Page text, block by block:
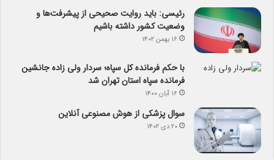
رئیسی: باید روایت صحیحی از پیشرفت‌ها و
وضعیت کشور داشته باشیم
۱۶ بهمن ۱۴۰۲
با حکم فرمانده کل سپاه؛ سردار ولی زاده جانشین
فرمانده سپاه استان تهران شد
۱۶ آبان ۱۴۰۰
سوال پزشکی از هوش مصنوعی آنلاین
۲۰ دی ۱۴۰۲